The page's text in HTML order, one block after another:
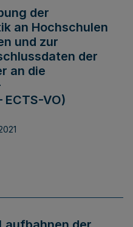
der
an Hochschulen
und zur
der
an die
VO)